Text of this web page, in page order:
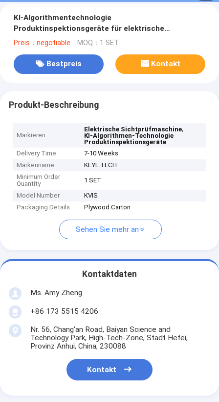
KI-Algorithmentechnologie
Produktinspektionsgeräte für elektrische
Inspektionen
Preis：negotiable MOQ：1 SET
Bestpreis Kontakt
Produkt-Beschreibung
Markieren
Elektrische Sichtprüfmaschine,
KI-Algorithmen-Technologie
Produktinspektionsgeräte
Delivery Time
7-10 Weeks
Markenname
KEYE TECH
Minimum Order
Quantity
1 SET
Model Number
KVIS
Packaging Details
Plywood Carton
Sehen Sie mehr an
Kontaktdaten
Ms. Amy Zheng
+86 173 5515 4206
Nr. 56, Chang'an Road, Baiyan Science and
Technology Park, High-Tech-Zone, Stadt Hefei,
Provinz Anhui, China, 230088
Kontakt